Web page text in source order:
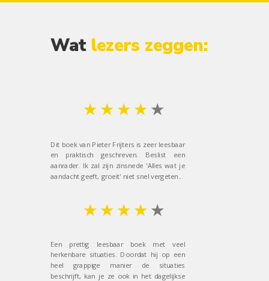
Wat lezers zeggen:
Een prettig leesbaar boek met veel
herkenbare situaties. Doordat hij op een
heel grappige manier de situaties
beschrijft, kan je ze ook in het dagelijkse
★ ★ ★ ★ ★
★ ★ ★ ★ ★
Dit boek van Pieter Frijters is zeer leesbaar
en praktisch geschreven. Beslist een
aanrader. Ik zal zijn zinsnede 'Alles wat je
aandacht geeft, groeit' niet snel vergeten...